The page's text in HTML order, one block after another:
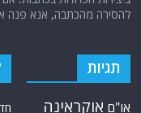
אודות
אתר החדשות נציב.נט מבצע
(רשתות חברתיות, עיתונות,